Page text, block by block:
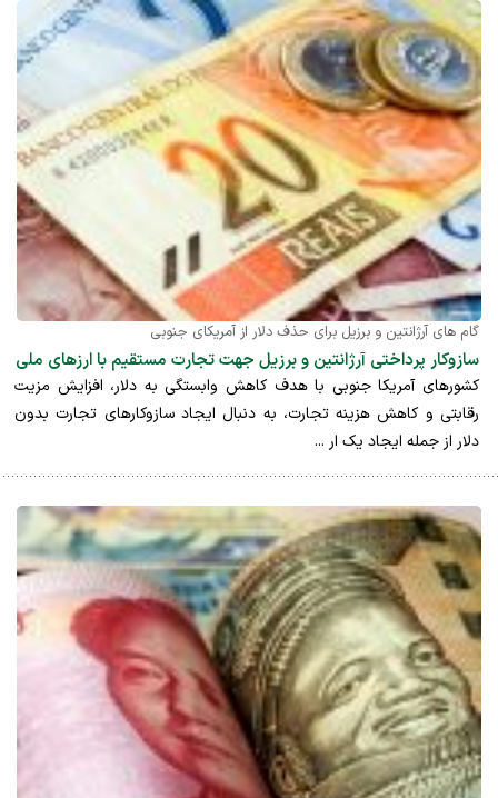
گام های آرژانتین و برزیل برای حذف دلار از آمریکای جنوبی
سازوکار پرداختی آرژانتین و برزیل جهت تجارت مستقیم با ارزهای ملی
کشورهای آمریکا جنوبی با هدف کاهش وابستگی به دلار، افزایش مزیت
رقابتی و کاهش هزینه تجارت، به دنبال ایجاد سازوکارهای تجارت بدون
دلار از جمله ایجاد یک ار ...